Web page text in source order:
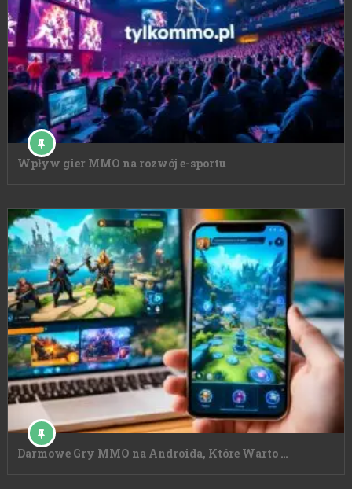
Wpływ gier MMO na rozwój e-sportu
Darmowe Gry MMO na Androida, Które Warto …